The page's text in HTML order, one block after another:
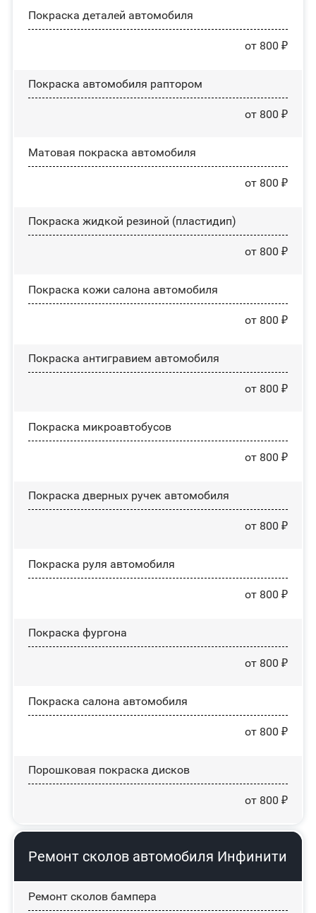
Покраска деталей автомобиля
от 800 ₽
Покраска автомобиля раптором
от 800 ₽
Матовая покраска автомобиля
от 800 ₽
Покраска жидкой резиной (пластидип)
от 800 ₽
Покраска кожи салона автомобиля
от 800 ₽
Покраска антигравием автомобиля
от 800 ₽
Покраска микроавтобусов
от 800 ₽
Покраска дверных ручек автомобиля
от 800 ₽
Покраска руля автомобиля
от 800 ₽
Покраска фургона
от 800 ₽
Покраска салона автомобиля
от 800 ₽
Порошковая покраска дисков
от 800 ₽
Ремонт сколов автомобиля Инфинити
Ремонт сколов бампера